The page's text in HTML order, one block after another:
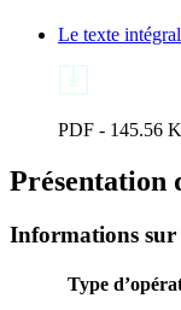
Le texte
PDF - 145.56
Présentation
Informations sur
Type